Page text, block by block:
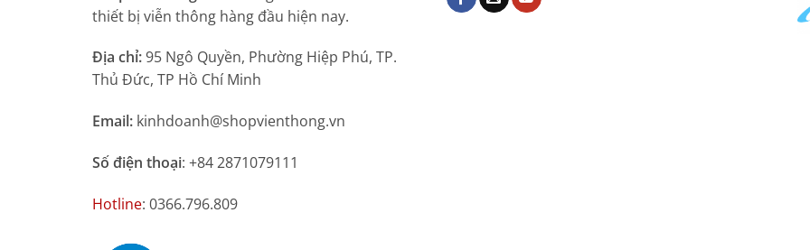
thiết bị viễn thông hàng đầu hiện nay.
Địa chỉ:95 Ngô Quyền, Phường Hiệp Phú, TP.
Thủ Đức, TP Hồ Chí Minh
Email: kinhdoanh@shopvienthong.vn
Số điện thoại: +84 2871079111
Hotline: 0366.796.809